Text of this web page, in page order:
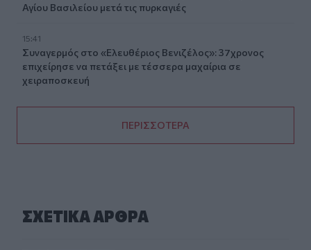
Αγίου Βασιλείου μετά τις πυρκαγιές
15:41
Συναγερμός στο «Ελευθέριος Βενιζέλος»: 37χρονος
επιχείρησε να πετάξει με τέσσερα μαχαίρια σε
χειραποσκευή
ΠΕΡΙΣΣΟΤΕΡΑ
ΣΧΕΤΙΚA AΡΘΡΑ